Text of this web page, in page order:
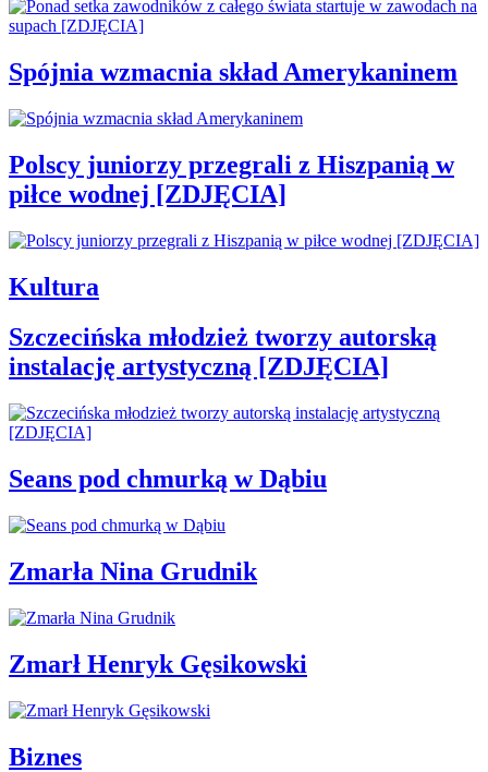
Spójnia wzmacnia skład Amerykaninem
Polscy juniorzy przegrali z Hiszpanią w
piłce wodnej [ZDJĘCIA]
Kultura
Szczecińska młodzież tworzy autorską
instalację artystyczną [ZDJĘCIA]
Seans pod chmurką w Dąbiu
Zmarła Nina Grudnik
Zmarł Henryk Gęsikowski
Biznes